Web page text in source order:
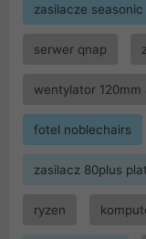
zasilacze seasonic
serwer qnap
wentylator 120mm
fotel noblechairs
zasilacz 80plus
ryzen